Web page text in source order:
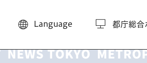
Language 都庁総合